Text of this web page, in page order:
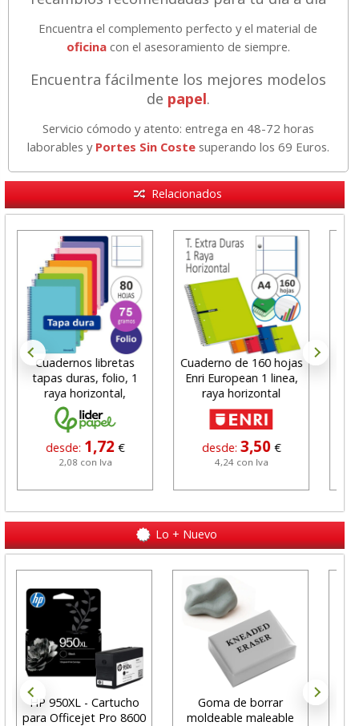
Encuentra el complemento perfecto y el material de
oficinacon el asesoramiento de siempre.
Encuentra fácilmente los mejores modelos
de papel.
Servicio cómodo y atento: entrega en 48-72 horas
laborables y Portes Sin Costesuperando los 69 Euros.
Relacionados
Cuadernos libretas
tapas duras, folio, 1
raya horizontal,
desde: 1,72 €
2,08 con Iva
Cuaderno de 160 hojas
Enri European 1 linea,
raya horizontal
desde: 3,50 €
4,24 con Iva
Lo + Nuevo
HP 950XL - Cartucho
para Officejet Pro 8600
Goma de borrar
moldeable maleable